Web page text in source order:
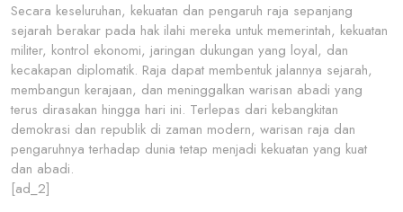
Secara keseluruhan, kekuatan dan pengaruh raja sepanjang
sejarah berakar pada hak ilahi mereka untuk memerintah, kekuatan
militer, kontrol ekonomi, jaringan dukungan yang loyal, dan
kecakapan diplomatik. Raja dapat membentuk jalannya sejarah,
membangun kerajaan, dan meninggalkan warisan abadi yang
terus dirasakan hingga hari ini. Terlepas dari kebangkitan
demokrasi dan republik di zaman modern, warisan raja dan
pengaruhnya terhadap dunia tetap menjadi kekuatan yang kuat
dan abadi.
[ad_2]